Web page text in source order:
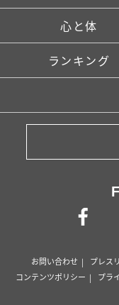
心と体
ランキング
お問い合わせ プレス
コンテンツポリシー
プラ